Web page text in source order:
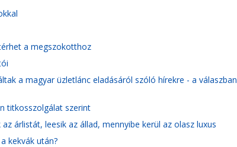
a megszokotthoz
a magyar üzletlánc eladásáról szóló hírekre - a válaszban
titkosszolgálat szerint
árlistát, leesik az állad, mennyibe kerül az olasz luxus
kekvák után?